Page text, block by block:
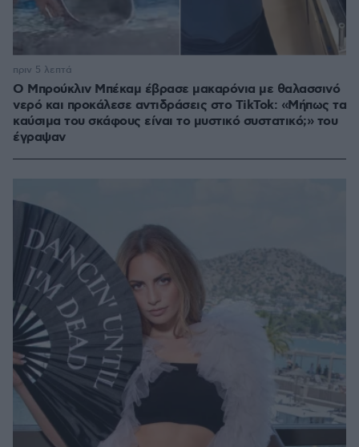
Ο Μπρούκλιν Μπέκαμ έβρασε μακαρόνια με θαλασσινό
νερό και προκάλεσε αντιδράσεις στο TikTok: «Μήπως τα
καύσιμα του σκάφους είναι το μυστικό συστατικό;» του
έγραψαν
πριν 5 λεπτά